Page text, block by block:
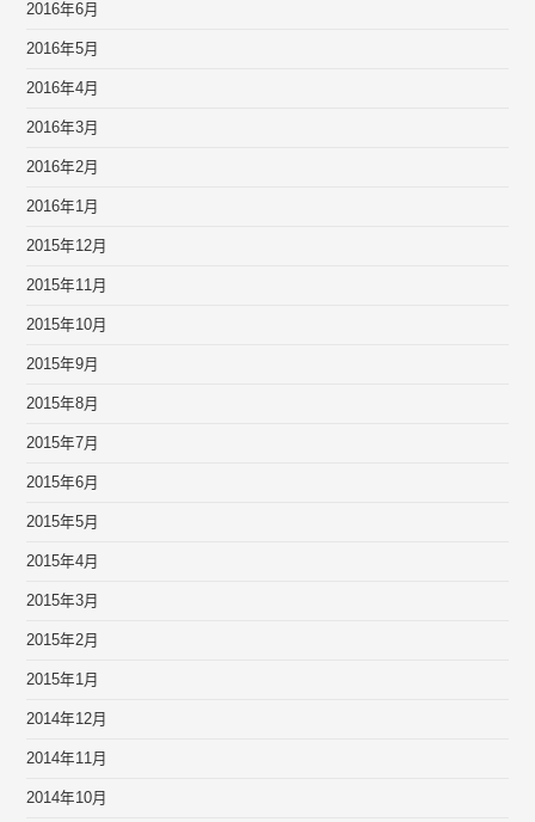
2016年6月
2016年5月
2016年4月
2016年3月
2016年2月
2016年1月
2015年12月
2015年11月
2015年10月
2015年9月
2015年8月
2015年7月
2015年6月
2015年5月
2015年4月
2015年3月
2015年2月
2015年1月
2014年12月
2014年11月
2014年10月